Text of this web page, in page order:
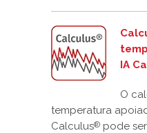
IA
O
temperatura
Calculus® pode